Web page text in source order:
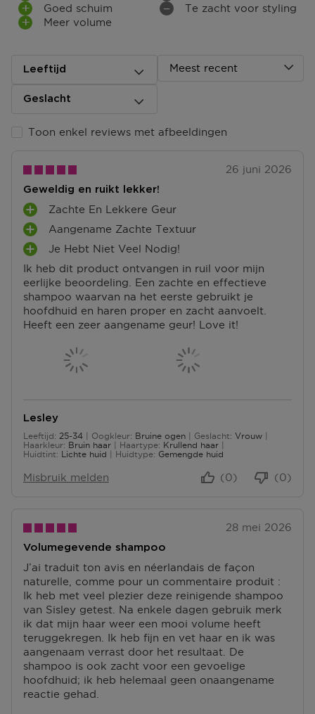
Terugsturen
Na ontvangst van jouw bestelling producten heb je 14
dagen de tijd om de producten te retourneren. Om
opnemen of gebruikmaken van een
Omruilen of terugbrengen in de winkel
een winkel bij jou in de buurt. Hiervoor hoef je geen
orderbevestiging mee.
Ga naar meer info en FAQ’s over retourneren.
Meer vragen rond bestellen? Die vind je op onze FAQ
pagina.
Goed schuim
Meer volume
Te zacht voor styling
Leeftijd
Geslacht
Toon enkel reviews met afbeeldingen
Meest recent
26 juni 2026
Geweldig en ruikt lekker!
Ik heb dit product ontvangen in ruil voor mijn
eerlijke beoordeling. Een zachte en effectieve
shampoo waarvan na het eerste gebruikt je
hoofdhuid en haren proper en zacht aanvoelt.
Heeft een zeer aangename geur! Love it!
P
L
U
S
P
U
N
T
E
Zachte En Lekkere Geur
P
L
U
P
U
N
Aangename Zachte Textuur
P
U
S
P
U
Je Hebt Niet Veel Nodig!
Lesley
Leeftijd
25 tot 3425-34 Oogkleur Bruine ogen Geslacht
Vrouw
Haarkleur
Bruin haar Haartype
Krullend haar
Huidtint
Lichte huid Huidtype Gemengde huid
Misbruik melden (0)
(0)
28 mei 2026
Volumegevende shampoo
J’ai traduit ton avis en néerlandais de façon
naturelle, comme pour un commentaire produit :
Ik heb met veel plezier deze reinigende shampoo
van Sisley getest. Na enkele dagen gebruik merk
ik dat mijn haar weer een mooi volume heeft
teruggekregen. Ik heb fijn en vet haar en ik was
aangenaam verrast door het resultaat. De
shampoo is ook zacht voor een gevoelige
hoofdhuid; ik heb helemaal geen onaangename
reactie gehad.